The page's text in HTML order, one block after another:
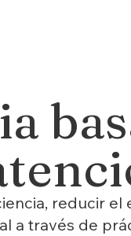
reducir el
a través de